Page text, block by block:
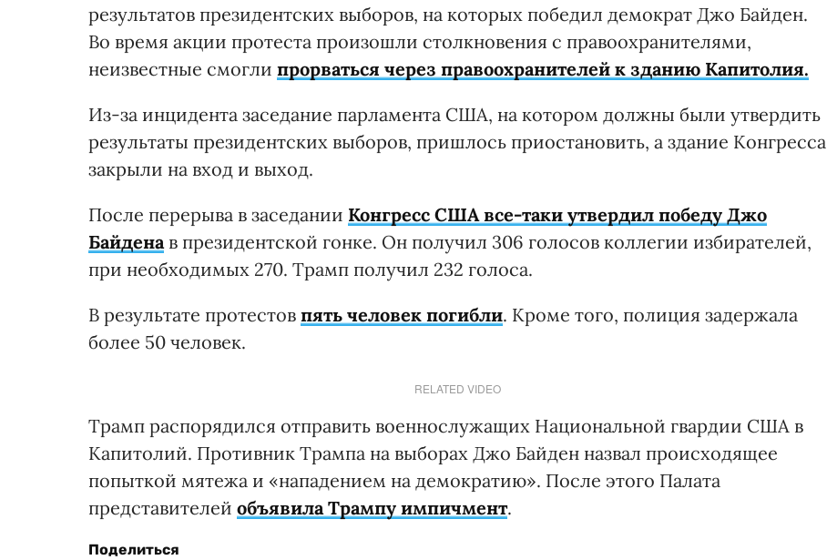
результатов президентских выборов, на которых победил демократ Джо Байден.
Во время акции протеста произошли столкновения с правоохранителями,
неизвестные смогли прорваться через правоохранителей к зданию Капитолия.
Из-за инцидента заседание парламента США, на котором должны были утвердить
результаты президентских выборов, пришлось приостановить, а здание Конгресса
закрыли на вход и выход.
После перерыва в заседании Конгресс США все-таки утвердил победу Джо
Байденав президентской гонке. Он получил 306 голосов коллегии избирателей,
при необходимых 270. Трамп получил 232 голоса.
В результате протестов пять человек погибли. Кроме того, полиция задержала
более 50 человек.
RELATED VIDEO
Трамп распорядился отправить военнослужащих Национальной гвардии США в
Капитолий. Противник Трампа на выборах Джо Байден назвал происходящее
попыткой мятежа и «нападением на демократию». После этого Палата
представителей объявила Трампу импичмент.
Поделиться